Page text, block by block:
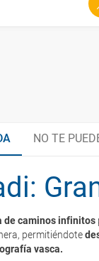
NO TE
de caminos infinitos
permitiéndote
vasca.
– Lekeitio
– Zarautz
tu reserva te será